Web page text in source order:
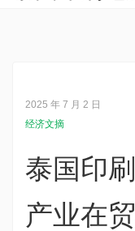
2025 年 7 月 2 日
经济文摘
泰国印
产业在